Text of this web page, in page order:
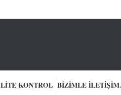
KONTROL